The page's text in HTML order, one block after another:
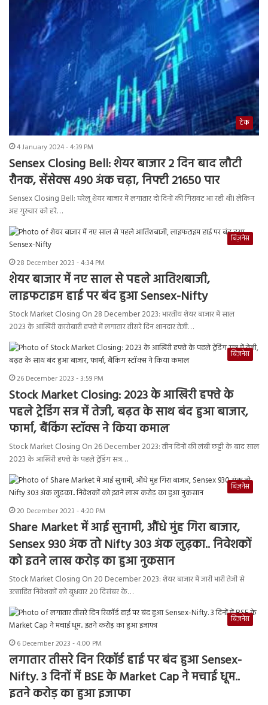
टेक
4 January 2024 - 4:39 PM
Sensex Closing Bell: शेयर बाजार 2 दिन बाद लौटी
रौनक, सेंसेक्स 490 अंक चढ़ा, निफ्टी 21650 पार
Sensex Closing Bell: घरेलू शेयर बाजार में लगातार दो दिनों की गिरावट आ रही थी। लेकिन
अह गुरुवार को हरे…
बिज़नेस
28 December 2023 - 4:34 PM
शेयर बाजार में नए साल से पहले आतिशबाजी,
लाइफटाइम हाई पर बंद हुआ Sensex-Nifty
Stock Market Closing On 28 December 2023: भारतीय शेयर बाजार में साल
2023 के आखिरी कारोबारी हफ्ते में लगातार तीसरे दिन शानदार तेजी…
बिज़नेस
26 December 2023 - 3:59 PM
Stock Market Closing: 2023 के आखिरी हफ्ते के
पहले ट्रेडिंग सत्र में तेजी, बढ़त के साथ बंद हुआ बाजार,
फार्मा, बैंकिंग स्टॉक्स ने किया कमाल
Stock Market Closing On 26 December 2023: तीन दिनों की लंबी छट्टी के बाद साल
2023 के आखिरी हफ्ते के पहले ट्रेडिंग सत्र…
बिज़नेस
20 December 2023 - 4:20 PM
Share Market में आई सुनामी, औंधे मुंह गिरा बाजार,
Sensex 930 अंक तो Nifty 303 अंक लुढ़का.. निवेशकों
को इतने लाख करोड़ का हुआ नुकसान
Stock Market Closing On 20 December 2023: शेयर बाजार में जारी भारी तेजी से
उत्साहित निवेशकों को बुधवार 20 दिसंबर के…
बिज़नेस
6 December 2023 - 4:00 PM
लगातार तीसरे दिन रिकॉर्ड हाई पर बंद हुआ Sensex-
Nifty. 3 दिनों में BSE के Market Cap ने मचाई धूम..
इतने करोड़ का हुआ इजाफा